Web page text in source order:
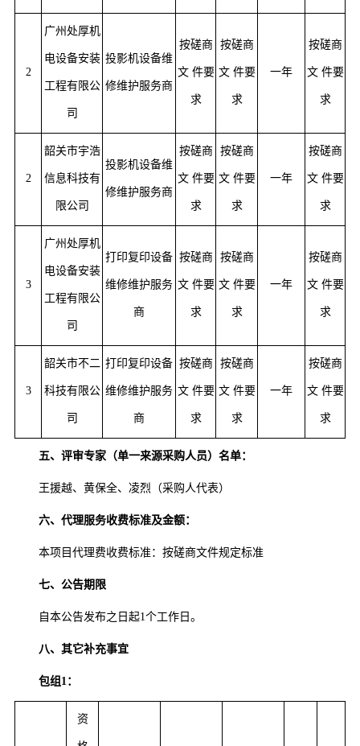
2
广州处厚机
电设备安装
工程有限公
司
投影机设备维
修维护服务商
按磋商
文 件要
求
按磋商
文 件要
求
一年
按磋商
文 件要
求
2
韶关市宇浩
信息科技有
限公司
投影机设备维
修维护服务商
按磋商
文 件要
求
按磋商
文 件要
求
一年
按磋商
文 件要
求
3
广州处厚机
电设备安装
工程有限公
司
打印复印设备
维修维护服务
商
按磋商
文 件要
求
按磋商
文 件要
求
一年
按磋商
文 件要
求
3
韶关市不二
科技有限公
司
打印复印设备
维修维护服务
商
按磋商
文 件要
求
按磋商
文 件要
求
一年
按磋商
文 件要
求
五、评审专家（单一来源采购人员）名单：
王援越、黄保全、凌烈（采购人代表）
六、代理服务收费标准及金额：
本项目代理费收费标准：按磋商文件规定标准
七、公告期限
自本公告发布之日起1个工作日。
八、其它补充事宜
包组 1：
资